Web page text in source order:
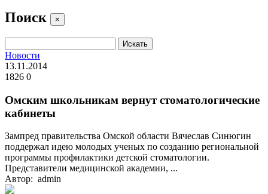
Поиск ×
Новости
13.11.2014
1826 0
Омским школьникам вернут стоматологические
кабинеты
Зампред правительства Омской области Вячеслав Синюгин
поддержал идею молодых ученых по созданию региональной
программы профилактики детской стоматологии.
Представители медицинской академии, ...
Автор: admin